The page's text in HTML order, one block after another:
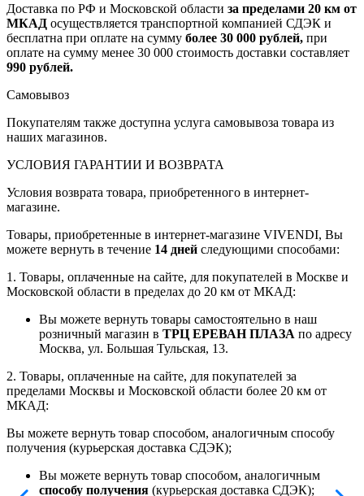
Доставка по РФ и Московской области за пределами 20 км от
МКАД осуществляется транспортной компанией СДЭК и
бесплатна при оплате на сумму более 30 000 рублей, при
оплате на сумму менее 30 000 стоимость доставки составляет
990 рублей.
Самовывоз
Покупателям также доступна услуга самовывоза товара из
наших магазинов.
УСЛОВИЯ ГАРАНТИИ И ВОЗВРАТА
Условия возврата товара, приобретенного в интернет-
магазине.
Товары, приобретенные в интернет-магазине VIVENDI, Вы
можете вернуть в течение 14 дней следующими способами:
1. Товары, оплаченные на сайте, для покупателей в Москве и
Московской области в пределах до 20 км от МКАД:
Вы можете вернуть товары самостоятельно в наш
розничный магазин в ТРЦ ЕРЕВАН ПЛАЗА по адресу
Москва, ул. Большая Тульская, 13.
2. Товары, оплаченные на сайте, для покупателей за
пределами Москвы и Московской области более 20 км от
МКАД:
Вы можете вернуть товар способом, аналогичным способу
получения (курьерская доставка СДЭК);
Вы можете вернуть товар способом, аналогичным
способу получения (курьерская доставка СДЭК);